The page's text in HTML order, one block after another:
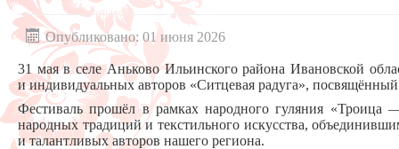
Опубликовано: 01 июня 2026
31 мая в селе Аньково Ильинского района Ивановской
и индивидуальных авторов «Ситцевая радуга»,
Фестиваль прошёл в рамках народного гуляния
народных традиций и текстильного искусства,
и талантливых авторов нашего региона.